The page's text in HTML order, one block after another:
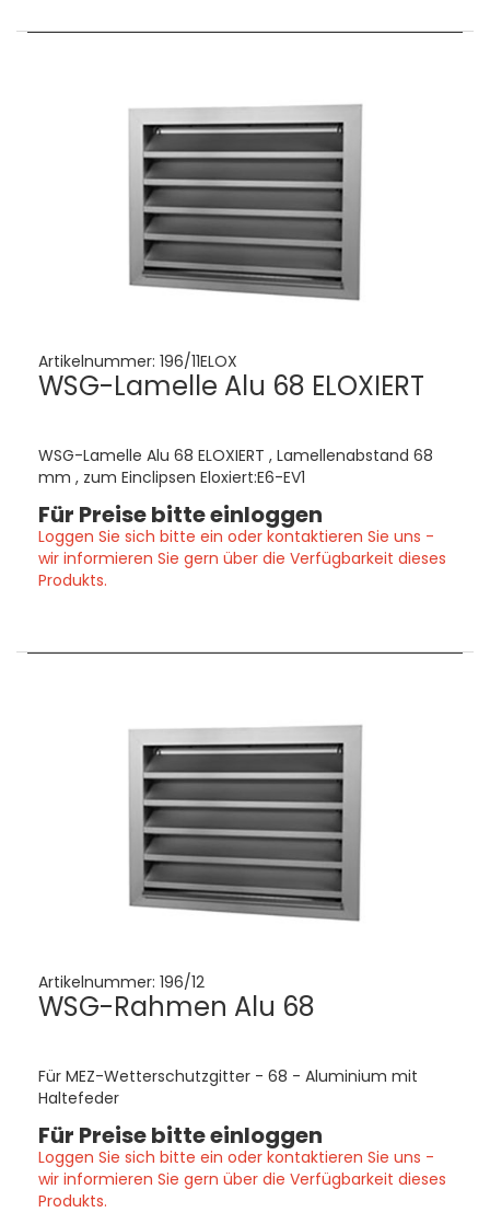
Artikelnummer: 196/11ELOX
WSG-Lamelle Alu 68 ELOXIERT
WSG-Lamelle Alu 68 ELOXIERT , Lamellenabstand 68
mm , zum Einclipsen Eloxiert:E6-EV1
Für Preise bitte einloggen
Loggen Sie sich bitte ein oder kontaktieren Sie uns -
wir informieren Sie gern über die Verfügbarkeit dieses
Produkts.
Artikelnummer: 196/12
WSG-Rahmen Alu 68
Für MEZ-Wetterschutzgitter - 68 - Aluminium mit
Haltefeder
Für Preise bitte einloggen
Loggen Sie sich bitte ein oder kontaktieren Sie uns -
wir informieren Sie gern über die Verfügbarkeit dieses
Produkts.